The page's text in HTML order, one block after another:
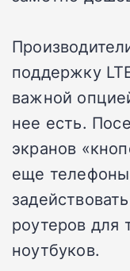
поддержку
важной
нее есть.
экранов
еще
роутеров для
ноутбуков.